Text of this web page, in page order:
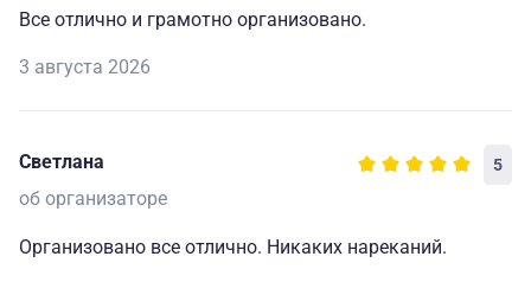
Все отлично и грамотно организовано.
3 августа 2026
Светлана 5
об организаторе
Организовано все отлично. Никаких нареканий.